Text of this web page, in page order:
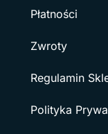
Płatności
Zwroty
Regulamin
Polityka